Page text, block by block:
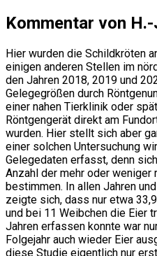
Kommentar von
Hier wurden die Schildkröten
einigen anderen Stellen im
den Jahren 2018, 2019 und
Gelegegrößen durch
einer nahen Tierklinik oder
Röntgengerät direkt am
wurden. Hier stellt sich aber
einer solchen Untersuchung
Gelegedaten erfasst, denn
Anzahl der mehr oder
bestimmen. In allen Jahren
zeigte sich, dass nur etwa
und bei 11 Weibchen die Eier
Jahren erfassen konnte war
Folgejahr auch wieder Eier
diese Studie eigentlich nur